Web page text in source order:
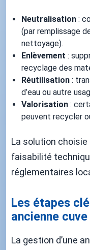
Neutralisation :
(par remplissage
nettoyage).
Enlèvement :
recyclage des
Réutilisation :
d’eau ou autre
Valorisation :
peuvent recycler
La solution choisie
faisabilité
réglementaires
Les étapes
ancienne cuve
La gestion d’une